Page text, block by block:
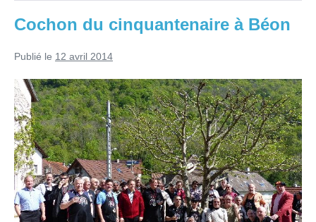
Cochon du cinquantenaire à Béon
Publié le 12 avril 2014